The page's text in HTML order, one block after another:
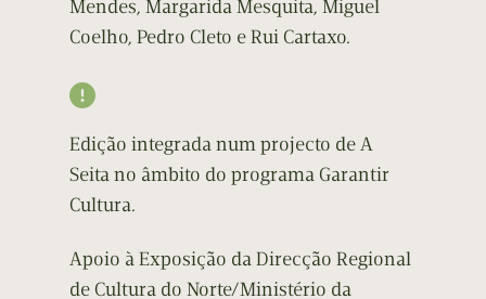
Mendes, Margarida Mesquita, Miguel
Coelho, Pedro Cleto e Rui Cartaxo.

Edição integrada num projecto de A
Seita no âmbito do programa Garantir
Cultura.
Apoio à Exposição da Direcção Regional
de Cultura do Norte/Ministério da